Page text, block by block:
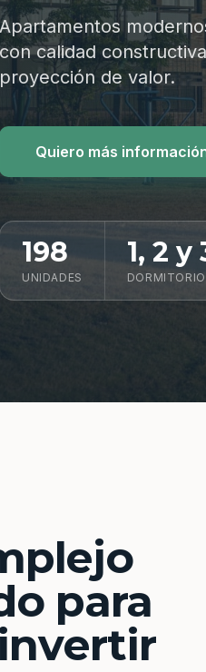
Apartamentos
con calidad
proyección de valor.
Quiero más
198
UNIDADES
1, 2 y
para